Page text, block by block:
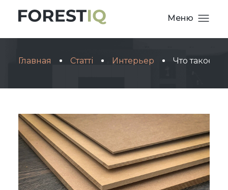
Меню
Главная Статті Интерьер Что такое